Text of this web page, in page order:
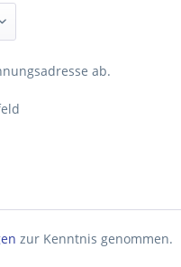
ab.
zur Kenntnis genommen.